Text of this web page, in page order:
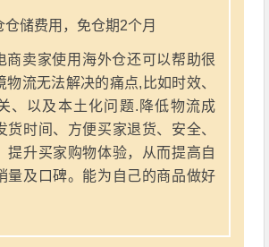
仓储费用，免仓期2个月
商卖家使用海外仓还可以帮助很
物流无法解决的痛点,比如时效、
、以及本土化问题.降低物流成
货时间、方便买家退货、安全、
提升买家购物体验，从而提高自
量及口碑。能为自己的商品做好